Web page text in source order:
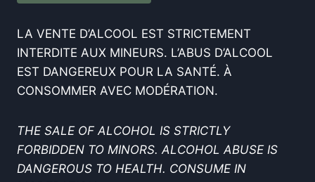
LA VENTE D’ALCOOL EST STRICTEMENT
INTERDITE AUX MINEURS. L’ABUS D’ALCOOL
EST DANGEREUX POUR LA SANTÉ. À
CONSOMMER AVEC MODÉRATION.
THE SALE OF ALCOHOL IS STRICTLY
FORBIDDEN TO MINORS. ALCOHOL ABUSE IS
DANGEROUS TO HEALTH. CONSUME IN